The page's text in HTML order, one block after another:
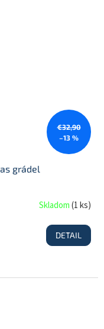
€32,90
–13 %
grádel
Skladom(1 ks)
DETAIL